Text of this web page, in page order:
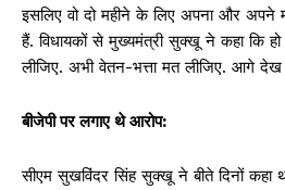
इसलिए वो दो महीने के लिए अपना और अपने
हैं. विधायकों से मुख्यमंत्री सुक्खू ने कहा कि
लीजिए. अभी वेतन-भत्ता मत लीजिए. आगे देख
बीजेपी पर लगाए थे आरोप:
सीएम सुखविंदर सिंह सुक्खू ने बीते दिनों कहा